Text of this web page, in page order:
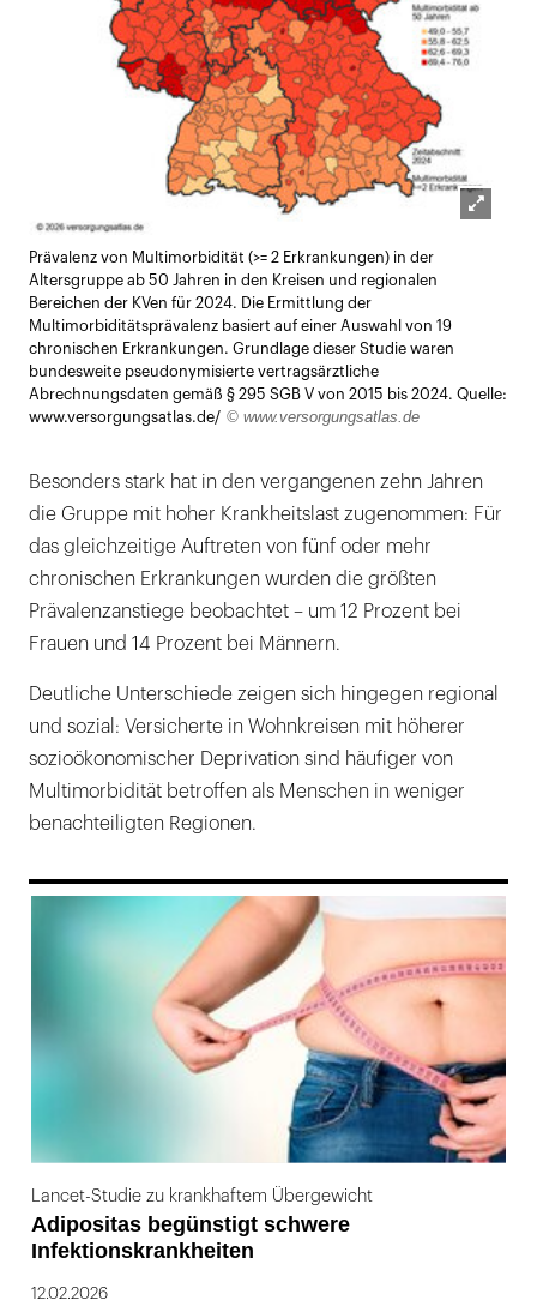
Prävalenz von Multimorbidität (>= 2 Erkrankungen) in der
Altersgruppe ab 50 Jahren in den Kreisen und regionalen
Bereichen der KVen für 2024. Die Ermittlung der
Multimorbiditätsprävalenz basiert auf einer Auswahl von 19
chronischen Erkrankungen. Grundlage dieser Studie waren
bundesweite pseudonymisierte vertragsärztliche
Abrechnungsdaten gemäß § 295 SGB V von 2015 bis 2024. Quelle:
www.versorgungsatlas.de/ © www.versorgungsatlas.de
Besonders stark hat in den vergangenen zehn Jahren
die Gruppe mit hoher Krankheitslast zugenommen: Für
das gleichzeitige Auftreten von fünf oder mehr
chronischen Erkrankungen wurden die größten
Prävalenzanstiege beobachtet – um 12 Prozent bei
Frauen und 14 Prozent bei Männern.
Deutliche Unterschiede zeigen sich hingegen regional
und sozial: Versicherte in Wohnkreisen mit höherer
sozioökonomischer Deprivation sind häufiger von
Multimorbidität betroffen als Menschen in weniger
benachteiligten Regionen.
Lancet-Studie zu krankhaftem Übergewicht
Adipositas begünstigt schwere
Infektionskrankheiten
12.02.2026